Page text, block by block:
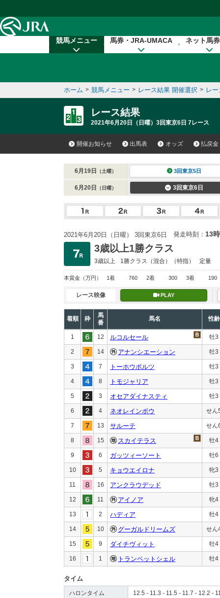
競馬メニュー 馬券・JRA-UMACA ネット馬
ホーム > 競馬メニュー > レース結果 開催選択 > レ
レース結果
2021年6月20日（日曜）3回東京6日 7レース
開催お知らせ 出馬表 オッズ 払戻金
6月19日 （土曜） 3回東京5日
6月20日 （日曜） 3回東京6日
2021年6月20日（日曜） 3回東京6日 発走時刻： 13
3歳以上1勝クラス
3歳以上 1勝クラス （混合）（特指） 定量
本賞金 （万円） 1着 760 2着 300 3着 190
レース映像 PLAY
着順 枠
馬
番
馬名 性齢
1 12 ルコルセール 牡3
2 14 アナンシエーション 牡3
3 7 トーホウボルツ 牡3
4 8 トモジャリア 牡3
5 3 オセアダイナスティ 牡3
6 4 ネオレインボウ せん
7 13 サルーテ せん
8 15 スカイテラス 牡4
9 6 ガッツィーソート 牡6
10 5 キョウエイロナ 牝3
11 16 アンクラウデッド 牡3
12 11 アイノア 牝4
13 2 ハディア 牡4
14 10 グーガルドリームズ せん
15 9 ダイチヴィット 牡4
16 1 トランペットシェル 牡4
タイム
ハロンタイム 12.5 - 11.3 - 11.5 - 11.7 - 12.2 -